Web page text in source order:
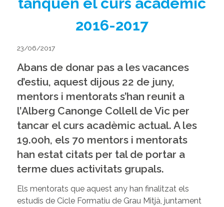
2016-2017
23/06/2017
Abans de donar pas a les vacances
d’estiu, aquest dijous 22 de juny,
mentors i mentorats s’han reunit a
l’Alberg Canonge Collell de Vic per
tancar el curs acadèmic actual. A les
19.00h, els 70 mentors i mentorats
han estat citats per tal de portar a
terme dues activitats grupals.
Els mentorats que aquest any han finalitzat els
estudis de Cicle Formatiu de Grau Mitjà, juntament